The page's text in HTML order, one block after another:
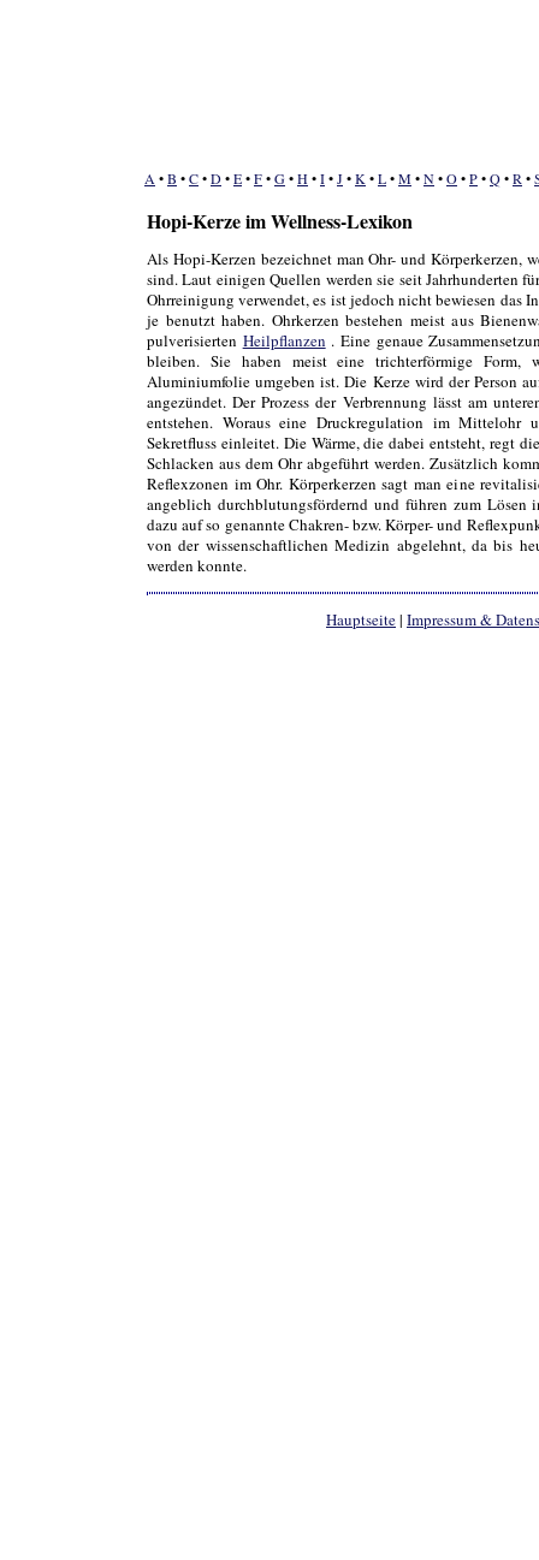
Hopi-Kerze im Wellness-Lexikon
Als Hopi-Kerzen bezeichnet man Ohr- und Körperkerzen,
sind. Laut einigen Quellen werden sie seit Jahrhunderten
Ohrreinigung verwendet, es ist jedoch nicht bewiesen das
je benutzt haben. Ohrkerzen bestehen meist aus
pulverisierten Heilpflanzen . Eine genaue
bleiben. Sie haben meist eine trichterförmige Form,
Aluminiumfolie umgeben ist. Die Kerze wird der Person
angezündet. Der Prozess der Verbrennung lässt am
entstehen. Woraus eine Druckregulation im Mittelohr
Sekretfluss einleitet. Die Wärme, die dabei entsteht, regt
Schlacken aus dem Ohr abgeführt werden. Zusätzlich
Reflexzonen im Ohr. Körperkerzen sagt man eine
angeblich durchblutungsfördernd und führen zum Lösen
dazu auf so genannte Chakren- bzw. Körper- und
von der wissenschaftlichen Medizin abgelehnt, da bis
werden konnte.
Hauptseite| Impressum &
A •B •C•D•E•F•G•H•I•J•K •L•M•N•O•P•Q•R •